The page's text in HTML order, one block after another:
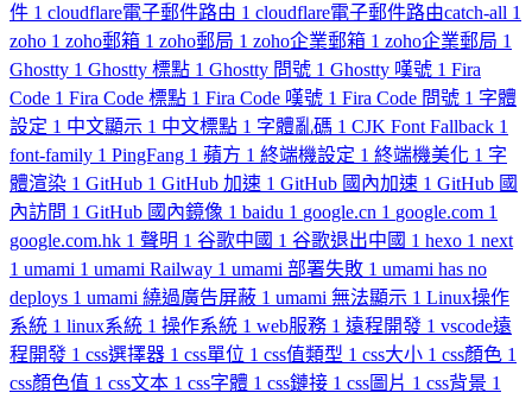
件 1 cloudflare電子郵件路由 1 cloudflare電子郵件路由catch-all 1
zoho 1 zoho郵箱 1 zoho郵局 1 zoho企業郵箱 1 zoho企業郵局 1
Ghostty 1 Ghostty 標點 1 Ghostty 問號 1 Ghostty 嘆號 1 Fira
Code 1 Fira Code 標點 1 Fira Code 嘆號 1 Fira Code 問號 1 字體
設定 1 中文顯示 1 中文標點 1 字體亂碼 1 CJK Font Fallback 1
font-family 1 PingFang 1 蘋方 1 終端機設定 1 終端機美化 1 字
體渲染 1 GitHub 1 GitHub 加速 1 GitHub 國內加速 1 GitHub 國
內訪問 1 GitHub 國內鏡像 1 baidu 1 google.cn 1 google.com 1
google.com.hk 1 聲明 1 谷歌中國 1 谷歌退出中國 1 hexo 1 next
1 umami 1 umami Railway 1 umami 部署失敗 1 umami has no
deploys 1 umami 繞過廣告屏蔽 1 umami 無法顯示 1 Linux操作
系統 1 linux系統 1 操作系統 1 web服務 1 遠程開發 1 vscode遠
程開發 1 css選擇器 1 css單位 1 css值類型 1 css大小 1 css顏色 1
css顏色值 1 css文本 1 css字體 1 css鏈接 1 css圖片 1 css背景 1